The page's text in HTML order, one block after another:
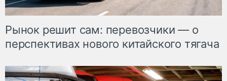
Рынок решит сам: перевозчики — о
перспективах нового китайского тягача